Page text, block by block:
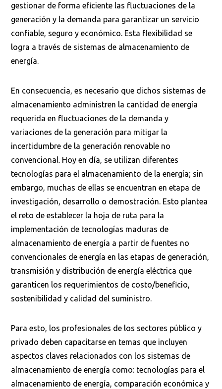
gestionar de forma eficiente las fluctuaciones de la
generación y la demanda para garantizar un servicio
confiable, seguro y económico. Esta flexibilidad se
logra a través de sistemas de almacenamiento de
energía.
En consecuencia, es necesario que dichos sistemas de
almacenamiento administren la cantidad de energía
requerida en fluctuaciones de la demanda y
variaciones de la generación para mitigar la
incertidumbre de la generación renovable no
convencional. Hoy en día, se utilizan diferentes
tecnologías para el almacenamiento de la energía; sin
embargo, muchas de ellas se encuentran en etapa de
investigación, desarrollo o demostración. Esto plantea
el reto de establecer la hoja de ruta para la
implementación de tecnologías maduras de
almacenamiento de energía a partir de fuentes no
convencionales de energía en las etapas de generación,
transmisión y distribución de energía eléctrica que
garanticen los requerimientos de costo/beneficio,
sostenibilidad y calidad del suministro.
Para esto, los profesionales de los sectores público y
privado deben capacitarse en temas que incluyen
aspectos claves relacionados con los sistemas de
almacenamiento de energía como: tecnologías para el
almacenamiento de energía, comparación económica y